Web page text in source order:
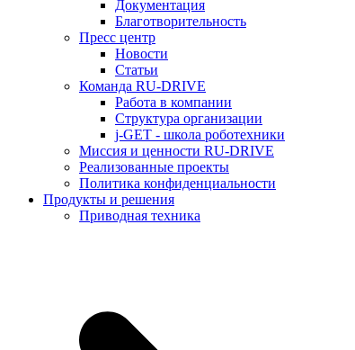
Документация
Благотворительность
Пресс центр
Новости
Статьи
Команда RU-DRIVE
Работа в компании
Структура организации
j-GET - школа роботехники
Миссия и ценности RU-DRIVE
Реализованные проекты
Политика конфиденциальности
Продукты и решения
Приводная техника